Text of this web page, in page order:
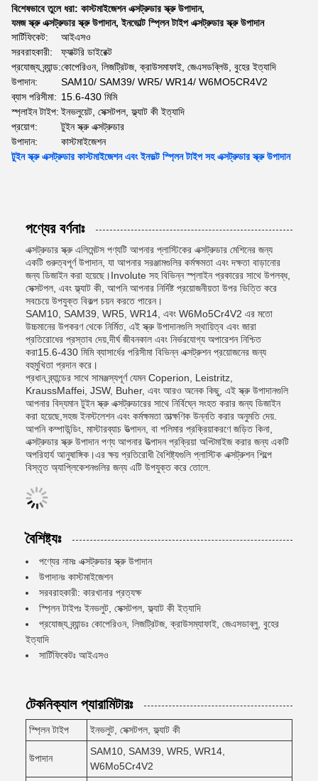
বিশেষভাবে তুলে ধরা: কাস্টমাইজেশন এক্সট্রুডার স্ক্রু উপাদান,
যমজ স্ক্রু এক্সট্রুডার স্ক্রু উপাদান,ইনভোল্ট স্প্লিন টাইপ এক্সট্রুডার স্ক্রু উপাদান
সার্টিফিকেট:
আইএসও
সরবরাহকারী:
ফ্যাক্টরি ডাইরেক্ট
প্রযোজ্য ব্র্যান্ড:কোপেরিওন, লিজট্রিটজ, ক্রাউসমাফাই, জেএসডব্লিউ, বুহের ইত্যাদি
উপাদান:
SAM10/ SAM39/ WR5/ WR14/ W6MO5CR4V2
ব্যাস পরিসীমা: 15.6-430 মিমি
স্প্লাইন টাইপ: ইনভলুয়েট, সেক্সটপল, ফ্ল্যাট কী ইত্যাদি
প্রয়োগ:
টুইন স্ক্রু এক্সট্রুডার
উপাদান:
কাস্টমাইজেশন
টুইন স্ক্রু এক্সট্রুডার কাস্টমাইজেশন এবং ইনভল্ট স্প্লিন টাইপ সহ এক্সট্রুডার স্ক্রু উপাদান
পণ্যের বর্ণনাঃ
এক্সট্রুডার স্ক্রু এলিমেন্টস পণ্যটি আপনার প্লাস্টিকের এক্সট্রুডার মেশিনের জন্য
একটি গুরুত্বপূর্ণ উপাদান, যা আপনার সরঞ্জামগুলির কর্মক্ষমতা এবং দক্ষতা বাড়ানোর
জন্য ডিজাইন করা হয়েছে।Involute সহ বিভিন্ন স্প্লাইন প্রকারের সাথে উপলব্ধ,
সেক্সটপল, এবং ফ্ল্যাট কী, আপনি আপনার নির্দিষ্ট প্রয়োজনীয়তা উপর ভিত্তি করে
সবচেয়ে উপযুক্ত বিকল্প চয়ন করতে পারেন।
SAM10, SAM39, WR5, WR14, এবং W6Mo5Cr4V2 এর মতো
উচ্চমানের উপকরণ থেকে নির্মিত, এই স্ক্রু উপাদানগুলি স্থায়িত্ব এবং জারা
প্রতিরোধের প্রস্তাব দেয়,দীর্ঘ জীবনকাল এবং নির্ভরযোগ্য অপারেশন নিশ্চিত
করা15.6-430 মিমি ব্যাসার্ধের পরিসীমা বিভিন্ন এক্সট্রুশন প্রয়োজনের জন্য
বহুমুখিতা প্রদান করে।
প্রধান ব্র্যান্ডের সাথে সামঞ্জস্যপূর্ণ যেমন Coperion, Leistritz,
KraussMaffei, JSW, Buher, এবং আরও অনেক কিছু, এই স্ক্রু উপাদানগুলি
আপনার বিদ্যমান টুইন স্ক্রু এক্সট্রুডারের সাথে নির্বিঘ্নে সংহত করার জন্য ডিজাইন
করা হয়েছে,সহজ ইনস্টলেশন এবং কর্মক্ষমতা তাত্ক্ষণিক উন্নতি করার অনুমতি দেয়.
আপনি কম্পাউন্ডিং, মাস্টারব্যাচ উত্পাদন, বা পলিমার প্রক্রিয়াকরণে জড়িত কিনা,
এক্সট্রুডার স্ক্রু উপাদান পণ্য আপনার উত্পাদন প্রক্রিয়া অপ্টিমাইজ করার জন্য একটি
অপরিহার্য আনুষাঙ্গিক।এর ক্ষয় প্রতিরোধী বৈশিষ্ট্যগুলি প্লাস্টিক এক্সট্রুশন শিল্পে
বিস্তৃত অ্যাপ্লিকেশনগুলির জন্য এটি উপযুক্ত করে তোলে.
বৈশিষ্ট্যঃ
পণ্যের নামঃ এক্সট্রুডার স্ক্রু উপাদান
উপাদানঃ কাস্টমাইজেশন
সরবরাহকারী: কারখানার প্রত্যক্ষ
স্প্লিন টাইপঃ ইনভলুট, সেক্সটপল, ফ্ল্যাট কী ইত্যাদি
প্রযোজ্য ব্র্যান্ডঃ কোপেরিওন, লিজট্রিটজ, ক্রাউসম্যাফাই, জেএসডাব্লু, বুহের
ইত্যাদি
সার্টিফিকেটঃ আইএসও
টেকনিক্যাল প্যারামিটারঃ
স্প্লিন টাইপ ইনভলুট, সেক্সটপল, ফ্ল্যাট কী
উপাদান
SAM10, SAM39, WR5, WR14,
W6Mo5Cr4V2